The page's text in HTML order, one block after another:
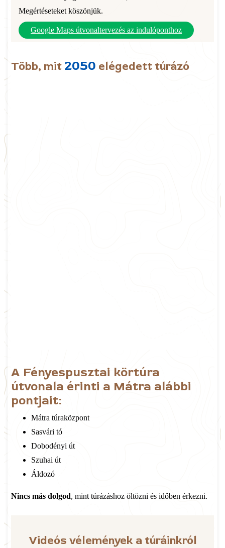
Megértéseteket köszönjük.
Google Maps útvonaltervezés az indulóponthoz
Több, mit 2050 elégedett túrázó
A Fényespusztai körtúra
útvonala érinti a Mátra alábbi
pontjait:
Mátra túraközpont
Sasvári tó
Dobodényi út
Szuhai út
Áldozó
Nincs más dolgod, mint túrázáshoz öltözni és időben érkezni.
Videós vélemények a túráinkról